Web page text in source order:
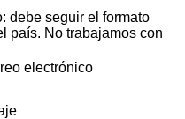
debe seguir el formato
país. No trabajamos con
electrónico